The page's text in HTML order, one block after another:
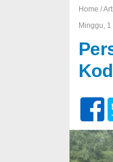
Home /
Minggu,